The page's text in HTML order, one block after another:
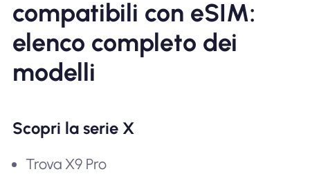
compatibili con eSIM:
elenco completo dei
modelli
Scopri la serie X
Trova X9 Pro